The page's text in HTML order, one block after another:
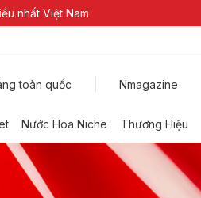
nhất Việt Nam
toàn quốc Nmagazine
Nước Hoa Niche Thương Hiệu